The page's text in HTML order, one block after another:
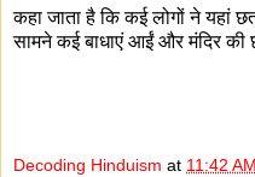
कहा जाता है कि कई लोगों ने यहां
सामने कई बाधाएं आईं और मंदिर
Decoding Hinduism at 11:42 AM